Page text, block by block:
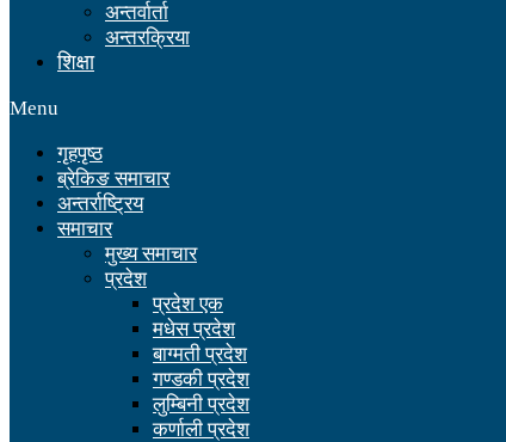
अन्तर्वार्ता
अन्तरक्रिया
शिक्षा
Menu
गृहपृष्ठ
ब्रेकिङ समाचार
अन्तर्राष्ट्रिय
समाचार
मुख्य समाचार
प्रदेश
प्रदेश एक
मधेस प्रदेश
बाग्मती प्रदेश
गण्डकी प्रदेश
लुम्बिनी प्रदेश
कर्णाली प्रदेश